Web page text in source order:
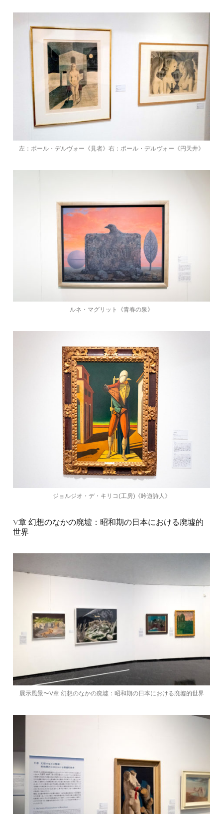
左：ポール・デルヴォー《見者》右：ポール・デルヴォー《円天井》
ルネ・マグリット《青春の泉》
ジョルジオ・デ・キリコ(工房)《吟遊詩人》
V章 幻想のなかの廃墟：昭和期の日本における廃墟的
世界
展示風景〜V章 幻想のなかの廃墟：昭和期の日本における廃墟的世界